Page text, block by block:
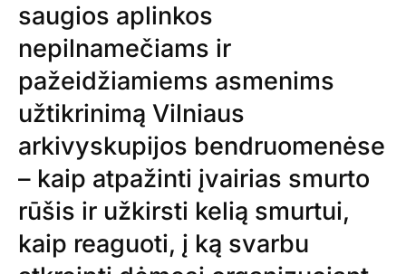
saugios aplinkos
nepilnamečiams ir
pažeidžiamiems asmenims
užtikrinimą Vilniaus
arkivyskupijos bendruomenėse
– kaip atpažinti įvairias smurto
rūšis ir užkirsti kelią smurtui,
kaip reaguoti, į ką svarbu